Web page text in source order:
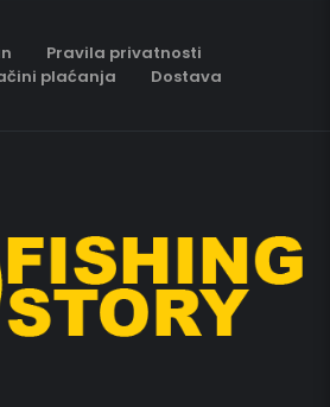
Pravila privatnosti
plaćanja Dostava